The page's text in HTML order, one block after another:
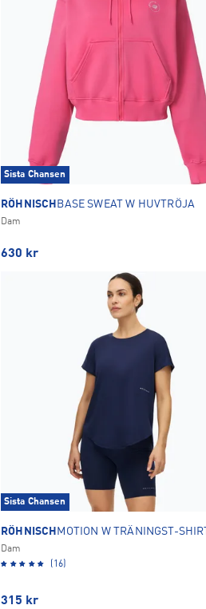
Sista Chansen
RÖHNISCH BASE SWEAT W HUVTRÖJA
Dam
630 kr
Sista Chansen
RÖHNISCH MOTION W TRÄNINGST-SHIRT
Dam
(16)
315 kr